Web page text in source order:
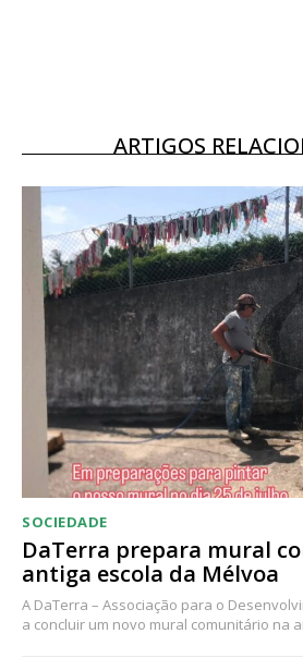
DIGITAL
16€
12 meses
Acesso ao conteúdo online
Acesso aos conteúdos
assinantes
Ofertas para assinatura anual
Escolha o plano
ARTIGOS
SOCIEDADE
DaTerra prepara mural
antiga escola da Mélvoa
A DaTerra – Associação para o
a concluir um novo mural comunitário na